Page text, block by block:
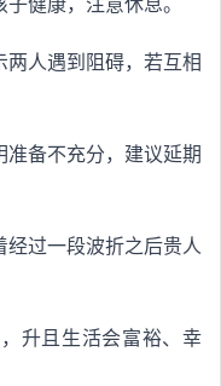
人遇到阻碍，若互相
备不充分，建议延期
过一段波折之后贵人
升且生活会富裕、幸